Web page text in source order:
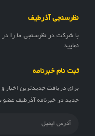
نظرسنجی آذرطیف
با شرکت در نظرسنجی ما را در
نمایید
ثبت نام خبرنامه
برای دریافت جدیدترین اخبار
جدید در خبرنامه آذرطیف عضو